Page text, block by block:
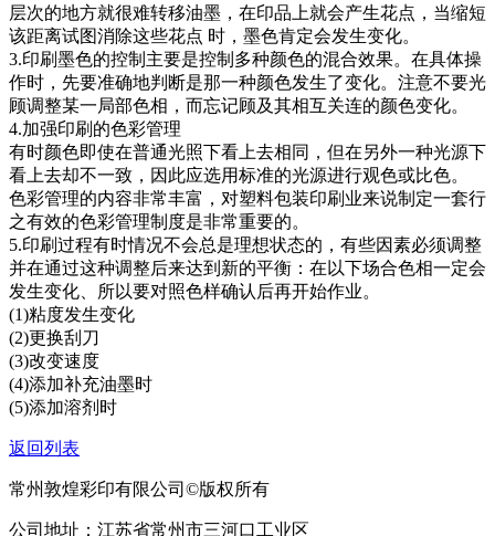
层次的地方就很难转移油墨，在印品上就会产生花点，当缩短
该距离试图消除这些花点 时，墨色肯定会发生变化。
3.印刷墨色的控制主要是控制多种颜色的混合效果。在具体操
作时，先要准确地判断是那一种颜色发生了变化。注意不要光
顾调整某一局部色相，而忘记顾及其相互关连的颜色变化。
4.加强印刷的色彩管理
有时颜色即使在普通光照下看上去相同，但在另外一种光源下
看上去却不一致，因此应选用标准的光源进行观色或比色。
色彩管理的内容非常丰富，对塑料包装印刷业来说制定一套行
之有效的色彩管理制度是非常重要的。
5.印刷过程有时情况不会总是理想状态的，有些因素必须调整
并在通过这种调整后来达到新的平衡：在以下场合色相一定会
发生变化、所以要对照色样确认后再开始作业。
(1)粘度发生变化
(2)更换刮刀
(3)改变速度
(4)添加补充油墨时
(5)添加溶剂时
返回列表
常州敦煌彩印有限公司©版权所有
公司地址：江苏省常州市三河口工业区